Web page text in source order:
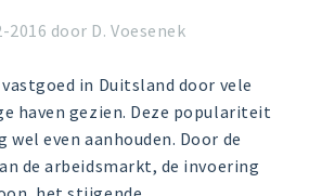
door D. Voesenek
in Duitsland door vele
haven gezien. Deze populariteit
even aanhouden. Door de
de arbeidsmarkt, de invoering